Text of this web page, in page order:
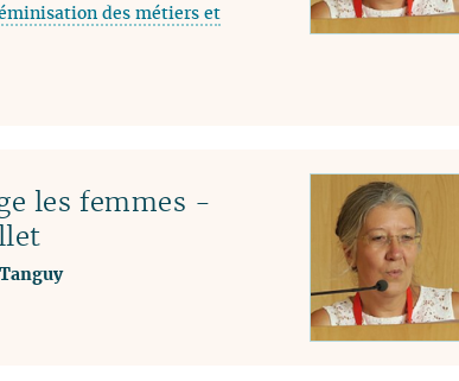
des métiers et
les femmes -